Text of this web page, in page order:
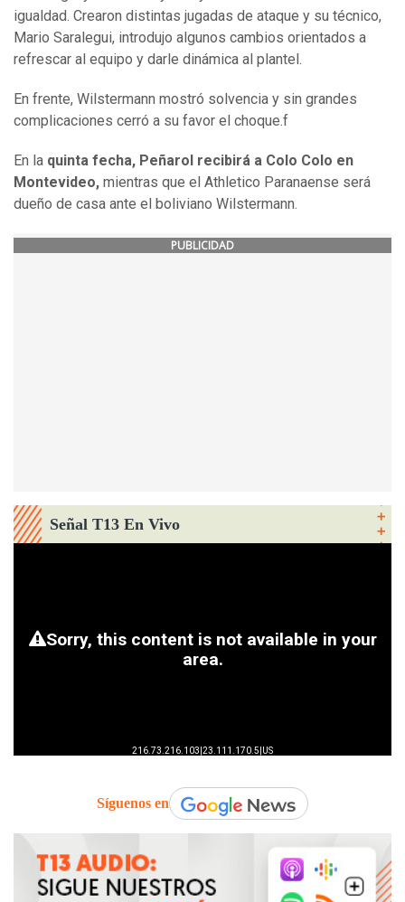
igualdad. Crearon distintas jugadas de ataque y su técnico,
Mario Saralegui, introdujo algunos cambios orientados a
refrescar al equipo y darle dinámica al plantel.
En frente, Wilstermann mostró solvencia y sin grandes
complicaciones cerró a su favor el choque.f
En la quinta fecha, Peñarol recibirá a Colo Colo en
Montevideo, mientras que el Athletico Paranaense será
dueño de casa ante el boliviano Wilstermann.
PUBLICIDAD
Señal T13 En Vivo
Síguenos en